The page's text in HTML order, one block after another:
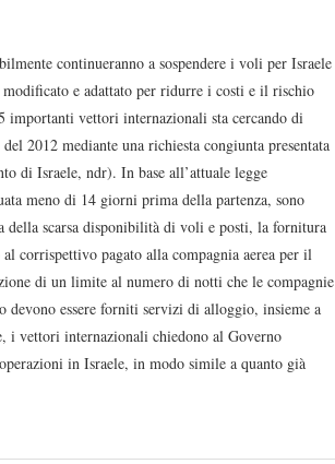
continueranno a sospendere i voli per Israele
e adattato per ridurre i costi e il rischio
vettori internazionali sta cercando di
2012 mediante una richiesta congiunta presentata
di Israele, ndr). In base all’attuale legge
meno di 14 giorni prima della partenza, sono
della scarsa disponibilità di voli e posti, la fornitura
corrispettivo pagato alla compagnia aerea per il
di un limite al numero di notti che le compagnie
devono essere forniti servizi di alloggio, insieme a
i vettori internazionali chiedono al Governo
in Israele, in modo simile a quanto già